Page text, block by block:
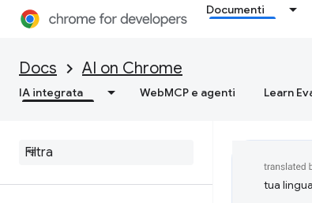
Documenti
Docs AI on Chrome
IA integrata WebMCP e agenti Learn
tua